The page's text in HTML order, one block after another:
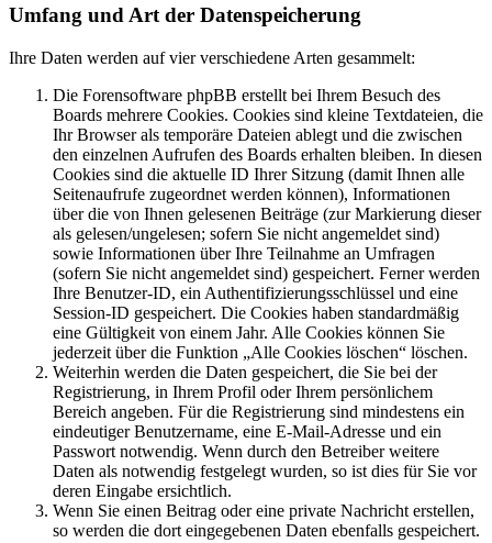
Umfang und Art der Datenspeicherung
Ihre Daten werden auf vier verschiedene Arten gesammelt:
Die Forensoftware phpBB erstellt bei Ihrem Besuch des
Boards mehrere Cookies. Cookies sind kleine Textdateien, die
Ihr Browser als temporäre Dateien ablegt und die zwischen
den einzelnen Aufrufen des Boards erhalten bleiben. In diesen
Cookies sind die aktuelle ID Ihrer Sitzung (damit Ihnen alle
Seitenaufrufe zugeordnet werden können), Informationen
über die von Ihnen gelesenen Beiträge (zur Markierung dieser
als gelesen/ungelesen; sofern Sie nicht angemeldet sind)
sowie Informationen über Ihre Teilnahme an Umfragen
(sofern Sie nicht angemeldet sind) gespeichert. Ferner werden
Ihre Benutzer-ID, ein Authentifizierungsschlüssel und eine
Session-ID gespeichert. Die Cookies haben standardmäßig
eine Gültigkeit von einem Jahr. Alle Cookies können Sie
jederzeit über die Funktion „Alle Cookies löschen“ löschen.
Weiterhin werden die Daten gespeichert, die Sie bei der
Registrierung, in Ihrem Profil oder Ihrem persönlichem
Bereich angeben. Für die Registrierung sind mindestens ein
eindeutiger Benutzername, eine E-Mail-Adresse und ein
Passwort notwendig. Wenn durch den Betreiber weitere
Daten als notwendig festgelegt wurden, so ist dies für Sie vor
deren Eingabe ersichtlich.
Wenn Sie einen Beitrag oder eine private Nachricht erstellen,
so werden die dort eingegebenen Daten ebenfalls gespeichert.